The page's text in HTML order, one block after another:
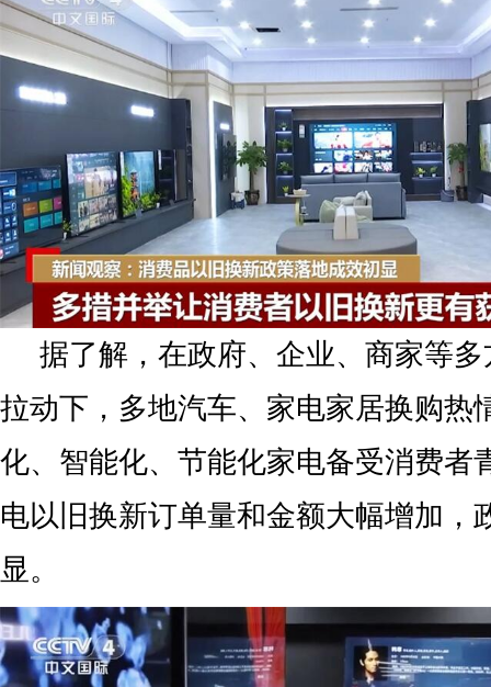
据了解，在政府、企业、商家等
拉动下，多地汽车、家电家居换购热
化、智能化、节能化家电备受消费者
电以旧换新订单量和金额大幅增加，
显。